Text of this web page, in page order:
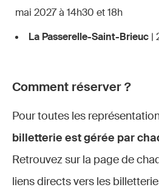
mai 2027 à 14h30 et 18h
La Passerelle-Saint-Brieuc |
Comment réserver ?
Pour toutes les
billetterie est gérée par
Retrouvez sur la page de
liens directs vers les